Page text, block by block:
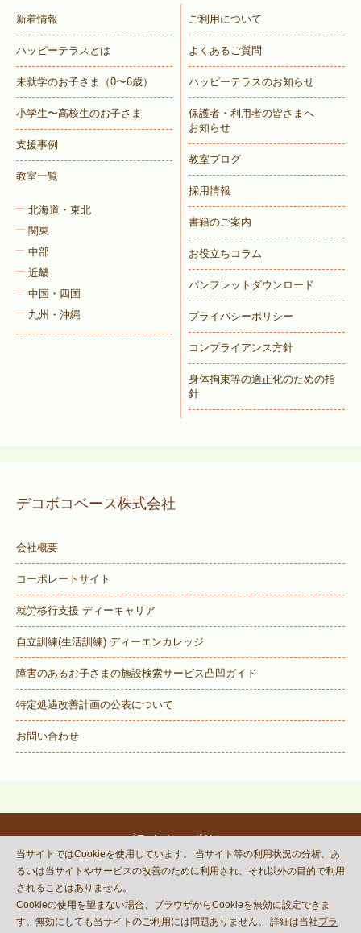
新着情報
ハッピーテラスとは
未就学のお子さま （0〜6歳）
小学生〜高校生のお子さま
支援事例
教室一覧
北海道・東北
関東
中部
近畿
中国・四国
九州・沖縄
ご利用について
よくあるご質問
ハッピーテラスのお知らせ
保護者・利用者の皆さまへ
お知らせ
教室ブログ
採用情報
書籍のご案内
お役立ちコラム
パンフレットダウンロード
プライバシーポリシー
コンプライアンス方針
身体拘束等の適正化のための指
針
デコボコベース株式会社
会社概要
コーポレートサイト
就労移行支援 ディーキャリア
自立訓練(生活訓練) ディーエンカレッジ
障害のあるお子さまの施設検索サービス凸凹ガイド
特定処遇改善計画の公表について
お問い合わせ
プライバシーポリシー
© DECOBOCO BASE Co.,Ltd.
and Terms of Serviceapply.
当サイトではCookieを使用しています。 当サイト等の利用状況の分析、あ
るいは当サイトやサービスの改善のために利用され、それ以外の目的で利用
されることはありません。
Cookieの使用を望まない場合、ブラウザからCookieを無効に設定できま
す。無効にしても当サイトのご利用には問題ありません。 詳細は当社プラ